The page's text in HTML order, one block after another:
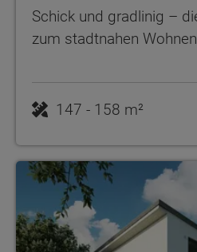
Schick und gradlinig –
zum stadtnahen Wohnen